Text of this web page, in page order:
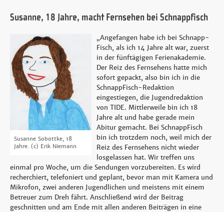
Susanne, 18 Jahre, macht Fernsehen bei Schnappfisch
Susanne Sobottke, 18
Jahre. (c) Erik Niemann
„Angefangen habe ich bei Schnapp-
Fisch, als ich 14 Jahre alt war, zuerst
in der fünftägigen Ferienakademie.
Der Reiz des Fernsehens hatte mich
sofort gepackt, also bin ich in die
SchnappFisch-Redaktion
eingestiegen, die Jugendredaktion
von TIDE. Mittlerweile bin ich 18
Jahre alt und habe gerade mein
Abitur gemacht. Bei SchnappFisch
bin ich trotzdem noch, weil mich der
Reiz des Fernsehens nicht wieder
losgelassen hat. Wir treffen uns
einmal pro Woche, um die Sendungen vorzubereiten. Es wird
recherchiert, telefoniert und geplant, bevor man mit Kamera und
Mikrofon, zwei anderen Jugendlichen und meistens mit einem
Betreuer zum Dreh fährt. Anschließend wird der Beitrag
geschnitten und am Ende mit allen anderen Beiträgen in eine